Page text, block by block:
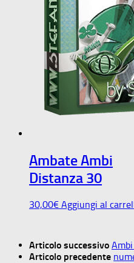
Ambate Ambi
Distanza 30
30,00€ Aggiungi al
Articolo successivo
Articolo precedente